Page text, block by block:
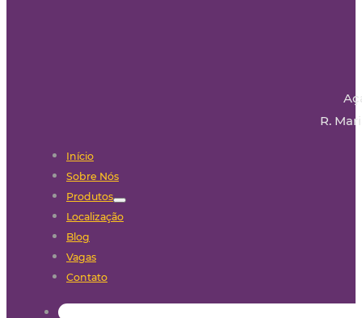
R.
Início
Sobre Nós
Produtos
Localização
Blog
Vagas
Contato